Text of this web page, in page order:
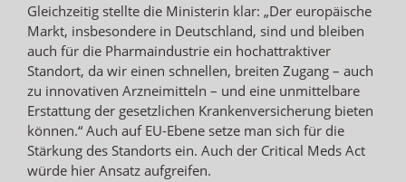
Gleichzeitig stellte die Ministerin klar: „Der europäische
Markt, insbesondere in Deutschland, sind und bleiben
auch für die Pharmaindustrie ein hochattraktiver
Standort, da wir einen schnellen, breiten Zugang – auch
zu innovativen Arzneimitteln – und eine unmittelbare
Erstattung der gesetzlichen Krankenversicherung bieten
können.“ Auch auf EU-Ebene setze man sich für die
Stärkung des Standorts ein. Auch der Critical Meds Act
würde hier Ansatz aufgreifen.